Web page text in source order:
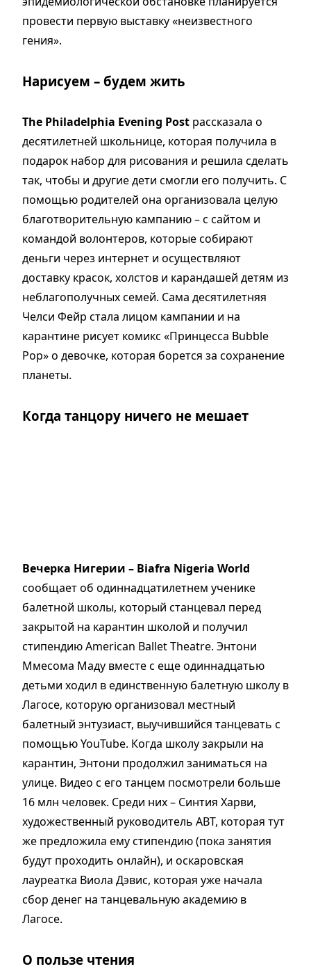
провести первую выставку «неизвестного
гения».
Нарисуем – будем жить
The Philadelphia Evening Post рассказала о
десятилетней школьнице, которая получила в
подарок набор для рисования и решила сделать
так, чтобы и другие дети смогли его получить. С
помощью родителей она организовала целую
благотворительную кампанию – с сайтом и
командой волонтеров, которые собирают
деньги через интернет и осуществляют
доставку красок, холстов и карандашей детям из
неблагополучных семей. Сама десятилетняя
Челси Фейр стала лицом кампании и на
карантине рисует комикс «Принцесса Bubble
Pop» о девочке, которая борется за сохранение
планеты.
Когда танцору ничего не мешает
Вечерка Нигерии – Biafra Nigeria World
сообщает об одиннадцатилетнем ученике
балетной школы, который станцевал перед
закрытой на карантин школой и получил
стипендию American Ballet Theatre. Энтони
Ммесома Маду вместе с еще одиннадцатью
детьми ходил в единственную балетную школу в
Лагосе, которую организовал местный
балетный энтузиаст, выучившийся танцевать с
помощью YouTube. Когда школу закрыли на
карантин, Энтони продолжил заниматься на
улице. Видео с его танцем посмотрели больше
16 млн человек. Среди них – Синтия Харви,
художественный руководитель ABT, которая тут
же предложила ему стипендию (пока занятия
будут проходить онлайн), и оскаровская
лауреатка Виола Дэвис, которая уже начала
сбор денег на танцевальную академию в
Лагосе.
О пользе чтения